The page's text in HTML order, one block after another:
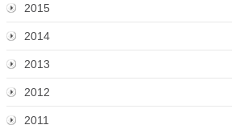
2015
2014
2013
2012
2011